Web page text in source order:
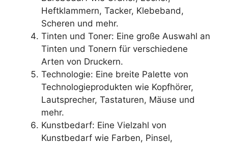
Heftklammern, Tacker, Klebeband,
Scheren und mehr.
Tinten und Toner: Eine große Auswahl an
Tinten und Tonern für verschiedene
Arten von Druckern.
Technologie: Eine breite Palette von
Technologieprodukten wie Kopfhörer,
Lautsprecher, Tastaturen, Mäuse und
mehr.
Kunstbedarf: Eine Vielzahl von
Kunstbedarf wie Farben, Pinsel,